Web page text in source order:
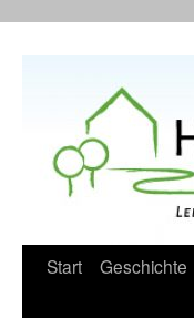
Start Geschichte